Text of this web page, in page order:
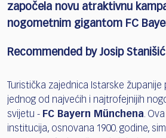
započela novu atraktivnu
nogometnim gigantom FC
Recommended by Josip Stanišić
Turistička zajednica Istarske
jednog od najvećih i najtrofejnijih
svijetu - FC Bayern Münchena.
institucija, osnovana 1900. godine,